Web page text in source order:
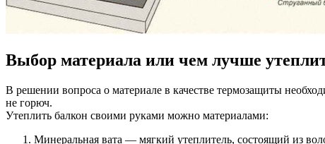
Выбор материала или чем лучше
В решении вопроса о материале в качестве термозащиты
не горюч.
Утеплить балкон своими руками можно материалами:
Минеральная вата — мягкий утеплитель, состоящий из